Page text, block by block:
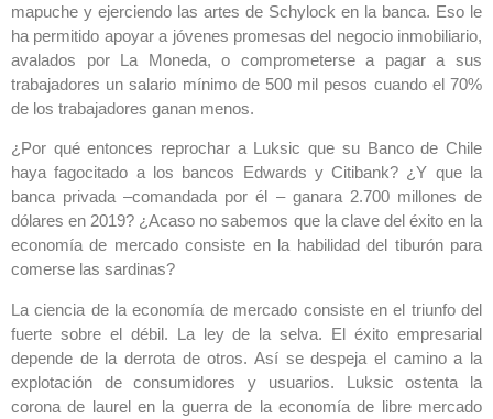
mapuche y ejerciendo las artes de Schylock en la banca. Eso le
ha permitido apoyar a jóvenes promesas del negocio inmobiliario,
avalados por La Moneda, o comprometerse a pagar a sus
trabajadores un salario mínimo de 500 mil pesos cuando el 70%
de los trabajadores ganan menos.
¿Por qué entonces reprochar a Luksic que su Banco de Chile
haya fagocitado a los bancos Edwards y Citibank? ¿Y que la
banca privada –comandada por él – ganara 2.700 millones de
dólares en 2019? ¿Acaso no sabemos que la clave del éxito en la
economía de mercado consiste en la habilidad del tiburón para
comerse las sardinas?
La ciencia de la economía de mercado consiste en el triunfo del
fuerte sobre el débil. La ley de la selva. El éxito empresarial
depende de la derrota de otros. Así se despeja el camino a la
explotación de consumidores y usuarios. Luksic ostenta la
corona de laurel en la guerra de la economía de libre mercado